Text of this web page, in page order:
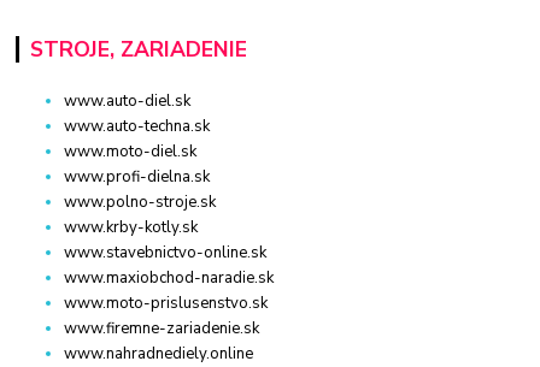
STROJE, ZARIADENIE
www.auto-diel.sk
www.auto-techna.sk
www.moto-diel.sk
www.profi-dielna.sk
www.polno-stroje.sk
www.krby-kotly.sk
www.stavebnictvo-online.sk
www.maxiobchod-naradie.sk
www.moto-prislusenstvo.sk
www.firemne-zariadenie.sk
www.nahradnediely.online